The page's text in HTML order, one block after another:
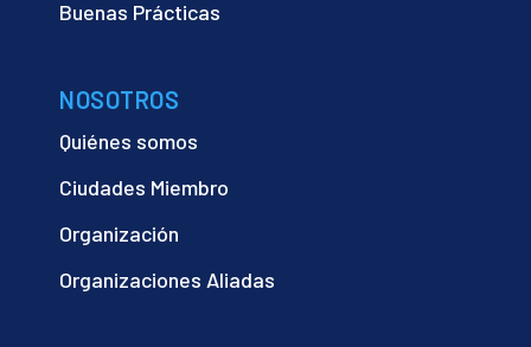
Buenas Prácticas
NOSOTROS
Quiénes somos
Ciudades Miembro
Organización
Organizaciones Aliadas